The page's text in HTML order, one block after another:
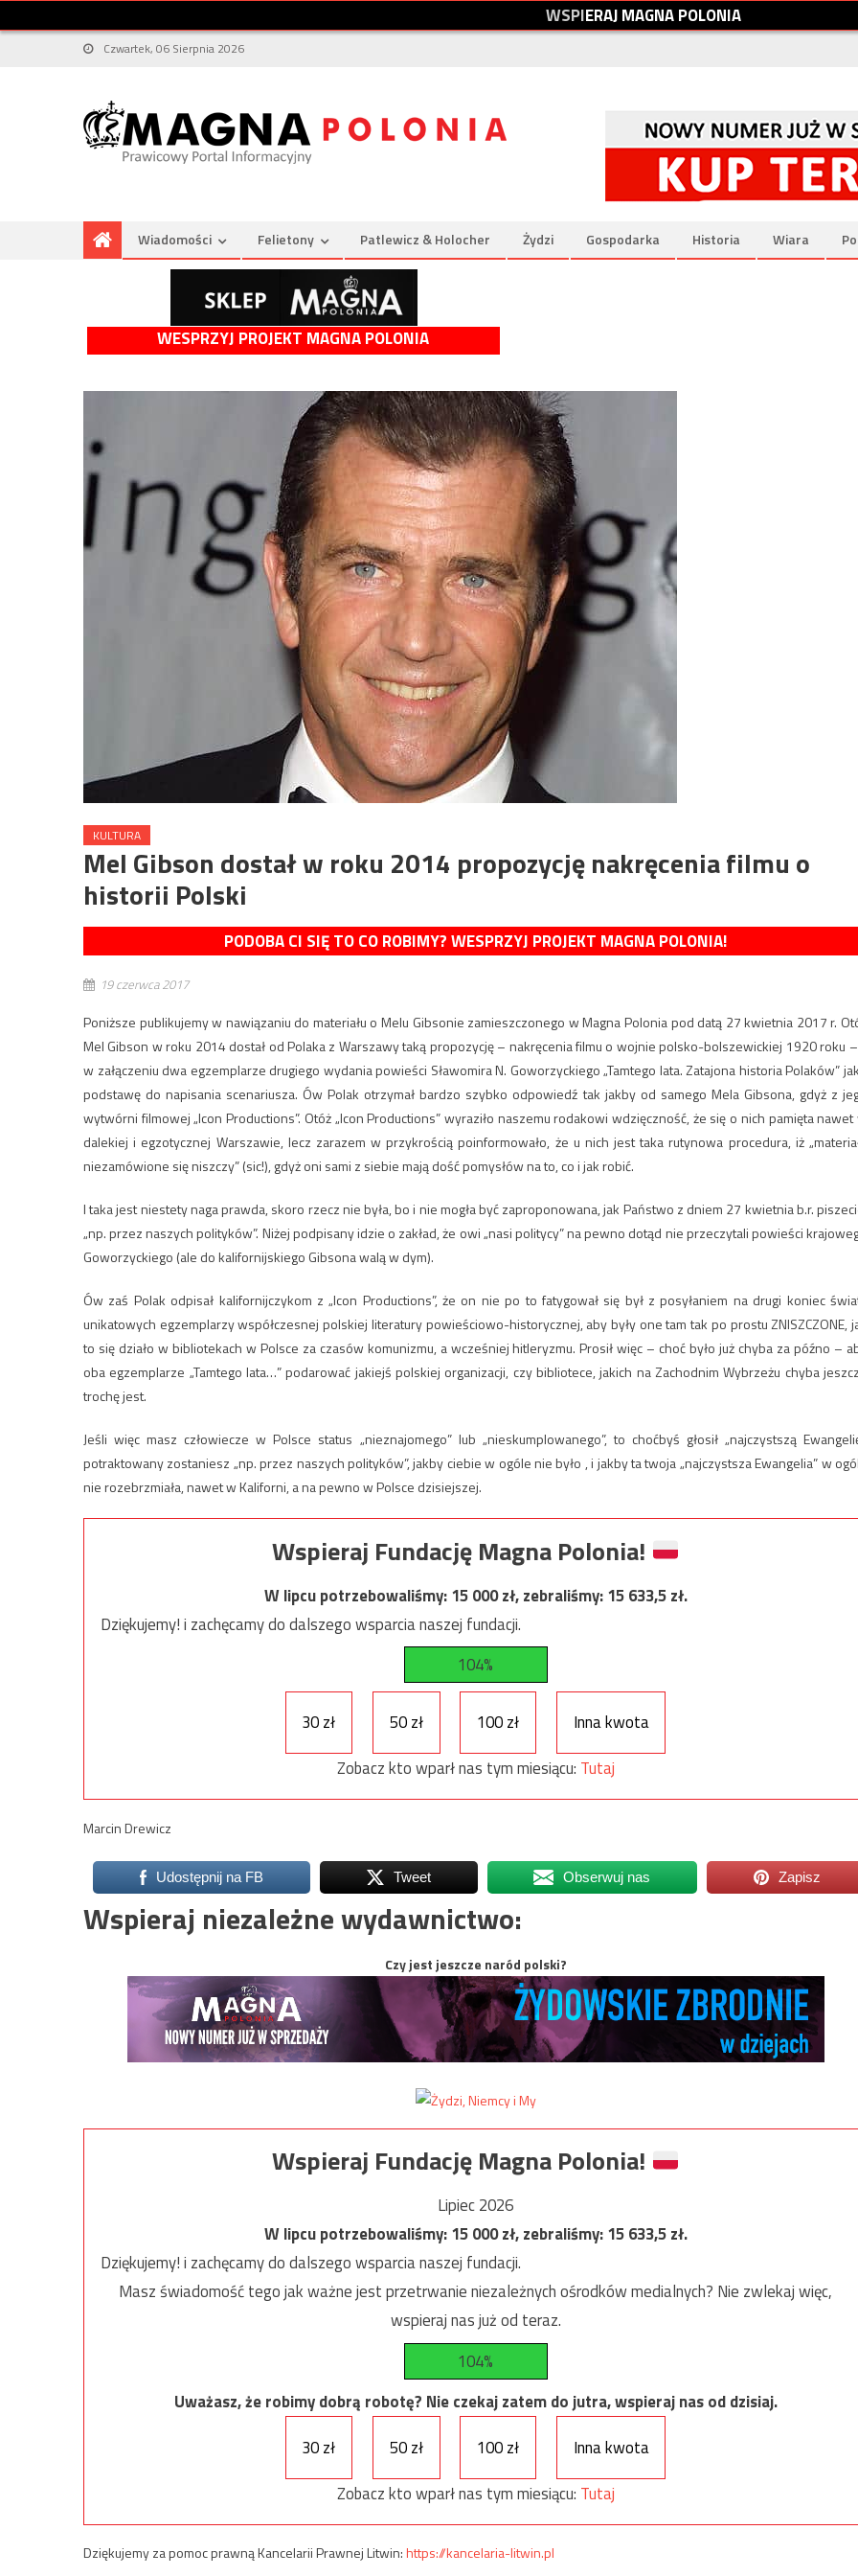
WSPIERAJMAGNAPOLONIA
Czwartek, 06 Sierpnia 2026
Wiadomości Felietony Patlewicz & Holocher Żydzi Gospodarka Historia Wiara
WESPRZYJ PROJEKT MAGNA POLONIA
KULTURA
Mel Gibson dostał w roku 2014 propozycję nakręcenia filmu o
historii Polski
PODOBA CI SIĘ TO CO ROBIMY? WESPRZYJ PROJEKT MAGNA POLONIA!
19 czerwca 2017
Poniższe publikujemy w nawiązaniu do materiału o Melu Gibsonie zamieszczonego w Magna Polonia pod datą 27 kwietnia 2017 r.
Mel Gibson w roku 2014 dostał od Polaka z Warszawy taką propozycję – nakręcenia filmu o wojnie polsko-bolszewickiej 1920 roku
w załączeniu dwa egzemplarze drugiego wydania powieści Sławomira N. Goworzyckiego „Tamtego lata. Zatajona historia Polaków”
podstawę do napisania scenariusza. Ów Polak otrzymał bardzo szybko odpowiedź tak jakby od samego Mela Gibsona, gdyż z
wytwórni filmowej „Icon Productions”. Otóż „Icon Productions” wyraziło naszemu rodakowi wdzięczność, że się o nich pamięta nawet
dalekiej i egzotycznej Warszawie, lecz zarazem w przykrością poinformowało, że u nich jest taka rutynowa procedura, iż
niezamówione się niszczy” (sic!), gdyż oni sami z siebie mają dość pomysłów na to, co i jak robić.
I taka jest niestety naga prawda, skoro rzecz nie była, bo i nie mogła być zaproponowana, jak Państwo z dniem 27 kwietnia b.r.
„np. przez naszych polityków”. Niżej podpisany idzie o zakład, że owi „nasi politycy” na pewno dotąd nie przeczytali powieści
Goworzyckiego (ale do kalifornijskiego Gibsona walą w dym).
Ów zaś Polak odpisał kalifornijczykom z „Icon Productions”, że on nie po to fatygował się był z posyłaniem na drugi koniec
unikatowych egzemplarzy współczesnej polskiej literatury powieściowo-historycznej, aby były one tam tak po prostu ZNISZCZONE,
to się działo w bibliotekach w Polsce za czasów komunizmu, a wcześniej hitleryzmu. Prosił więc – choć było już chyba za późno –
oba egzemplarze „Tamtego lata…” podarować jakiejś polskiej organizacji, czy bibliotece, jakich na Zachodnim Wybrzeżu chyba
trochę jest.
Jeśli więc masz człowiecze w Polsce status „nieznajomego” lub „nieskumplowanego”, to choćbyś głosił „najczystszą
potraktowany zostaniesz „np. przez naszych polityków”, jakby ciebie w ogóle nie było , i jakby ta twoja „najczystsza Ewangelia” w
nie rozebrzmiała, nawet w Kaliforni, a na pewno w Polsce dzisiejszej.
Wspieraj Fundację Magna Polonia!
W lipcu potrzebowaliśmy:15 000zł, zebraliśmy:15 633,5zł.
Dziękujemy! i zachęcamy do dalszego wsparcia naszej fundacji.
104%
30 zł 50 zł 100 zł
Inna kwota
Zobacz kto wparł nas tym miesiącu: Tutaj
Marcin Drewicz
Udostępnij na FB Tweet Obserwuj nas Zapisz
Wspieraj niezależne wydawnictwo:
Czy jest jeszcze naród polski?
Wspieraj Fundację Magna Polonia!
Lipiec 2026
W lipcu potrzebowaliśmy:15 000zł, zebraliśmy:15 633,5zł.
Dziękujemy! i zachęcamy do dalszego wsparcia naszej fundacji.
Masz świadomość tego jak ważne jest przetrwanie niezależnych ośrodków medialnych? Nie zwlekaj więc,
wspieraj nas już od teraz.
104%
Uważasz, że robimy dobrą robotę? Nie czekaj zatem do jutra, wspieraj nas od dzisiaj.
30 zł
50 zł 100 zł
Inna kwota
Zobacz kto wparł nas tym miesiącu: Tutaj
Dziękujemy za pomoc prawną Kancelarii Prawnej Litwin:https://kancelaria-litwin.pl